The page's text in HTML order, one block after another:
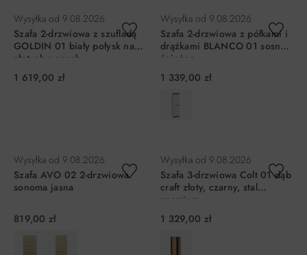
Wysyłka od 9.08.2026
Szafa 2-drzwiowa z szufladą
GOLDIN 01 biały połysk na
złotych nogach
1 619,00 zł
Wysyłka od 9.08.2026
Szafa 2-drzwiowa z półkami i
drążkami BLANCO 01 sosna
śnieżna
1 339,00 zł
Wysyłka od 9.08.2026
Szafa AVO 02 2-drzwiowa
sonoma jasna
819,00 zł
Wysyłka od 9.08.2026
Szafa 3-drzwiowa Colt 01 dąb
craft złoty, czarny, stal
premium
1 329,00 zł